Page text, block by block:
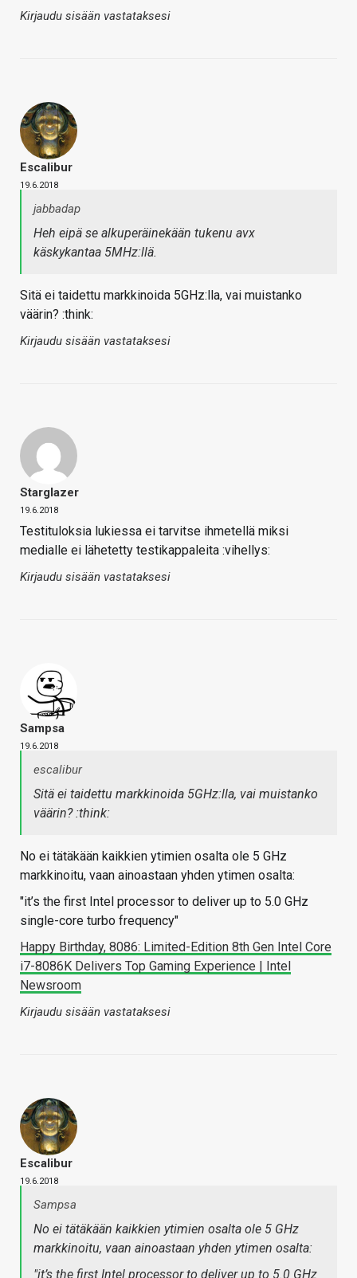
Kirjaudu sisään vastataksesi
Escalibur
19.6.2018
jabbadap
Heh eipä se alkuperäinekään tukenu avx
käskykantaa 5MHz:llä.
Sitä ei taidettu markkinoida 5GHz:lla, vai muistanko
väärin? :think:
Kirjaudu sisään vastataksesi
Starglazer
19.6.2018
Testituloksia lukiessa ei tarvitse ihmetellä miksi
medialle ei lähetetty testikappaleita :vihellys:
Kirjaudu sisään vastataksesi
Sampsa
19.6.2018
escalibur
Sitä ei taidettu markkinoida 5GHz:lla, vai muistanko
väärin? :think:
No ei tätäkään kaikkien ytimien osalta ole 5 GHz
markkinoitu, vaan ainoastaan yhden ytimen osalta:
"it’s the first Intel processor to deliver up to 5.0 GHz
single-core turbo frequency"
Happy Birthday, 8086: Limited-Edition 8th Gen Intel Core
i7-8086K Delivers Top Gaming Experience | Intel
Newsroom
Kirjaudu sisään vastataksesi
Escalibur
19.6.2018
Sampsa
No ei tätäkään kaikkien ytimien osalta ole 5 GHz
markkinoitu, vaan ainoastaan yhden ytimen osalta:
"it’s the first Intel processor to deliver up to 5.0 GHz